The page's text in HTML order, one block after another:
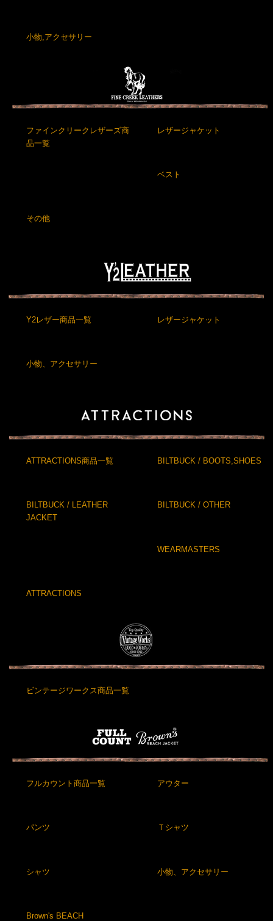
小物,アクセサリー
ファインクリークレザーズ商
品一覧
レザージャケット
ベスト
その他
Y2レザー商品一覧 レザージャケット
小物、アクセサリー
ATTRACTIONS商品一覧 BILTBUCK / BOOTS,SHOES
BILTBUCK / LEATHER
JACKET
BILTBUCK / OTHER
WEARMASTERS
ATTRACTIONS
ビンテージワークス商品一覧
フルカウント商品一覧 アウター
パンツ Ｔシャツ
シャツ 小物、アクセサリー
Brown's BEACH